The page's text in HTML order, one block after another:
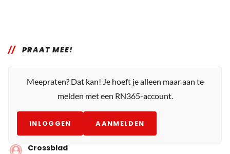
PRAAT MEE!
Meepraten? Dat kan! Je hoeft je alleen maar aan te
melden met een RN365-account.
INLOGGEN AANMELDEN
Crossblad